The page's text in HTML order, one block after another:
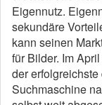
Eigennutz.
sekundäre
kann seinen
für Bilder. Im
der
Suchmaschine